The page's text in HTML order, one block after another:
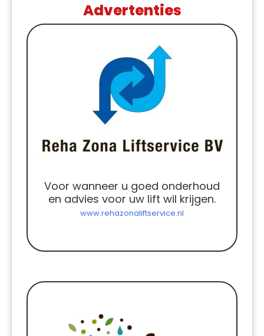
Advertenties
Voor wanneer u goed onderhoud
en advies voor uw lift wil krijgen.
www.rehazonaliftservice.nl